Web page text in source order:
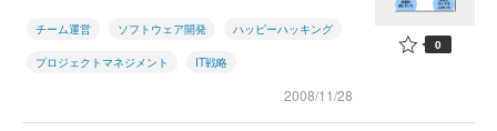
チーム運営 ソフトウェア開発 ハッピーハッキング
プロジェクトマネジメント IT戦略
2008/11/28
0